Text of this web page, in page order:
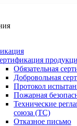
Обязательная
Добровольная
Протокол
Пожарная
Технические
союза (ТС)
Отказное письмо